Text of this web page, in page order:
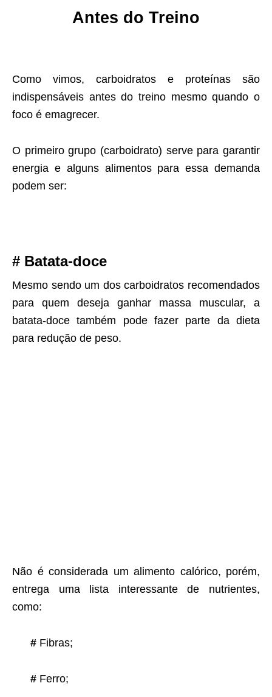
Antes do Treino
Como vimos, carboidratos e proteínas são
indispensáveis antes do treino mesmo quando o
foco é emagrecer.
O primeiro grupo (carboidrato) serve para garantir
energia e alguns alimentos para essa demanda
podem ser:
# Batata-doce
Mesmo sendo um dos carboidratos recomendados
para quem deseja ganhar massa muscular, a
batata-doce também pode fazer parte da dieta
para redução de peso.
Não é considerada um alimento calórico, porém,
entrega uma lista interessante de nutrientes,
como:
# Fibras;
# Ferro;